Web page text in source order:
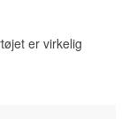
er virkelig